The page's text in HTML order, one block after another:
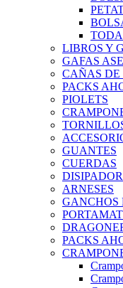
LIBROS Y
GAFAS
CAÑAS DE
PACKS
PIOLETS
GUANTES
CUERDAS
ARNESES
GANCHOS
PACKS